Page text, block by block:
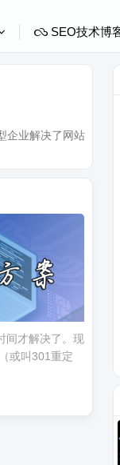
SEO技术博
企业解决了网站
间才解决了。现
或叫301重定